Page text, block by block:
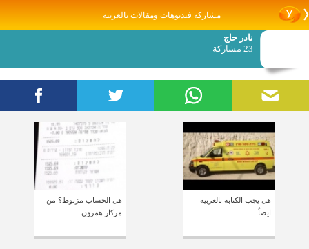
مشاركة فيديوهات ومقالات بالعربية
نادر حاج
23 مشاركة
هل يجب الكتابه بالعربيه
ايضاُ
هل الحساب مزبوط؟ من
مركاز همزون